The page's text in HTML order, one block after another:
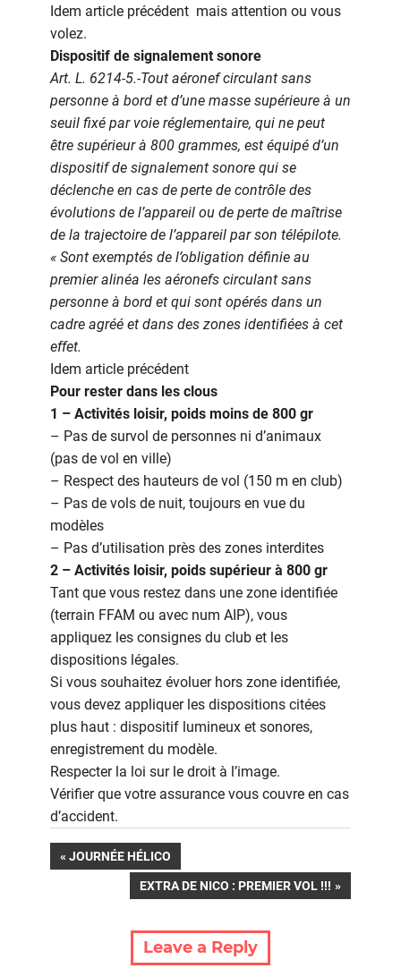
Idem article précédent mais attention ou vous
volez.
Dispositif de signalement sonore
Art. L. 6214-5.-Tout aéronef circulant sans
personne à bord et d’une masse supérieure à un
seuil fixé par voie réglementaire, qui ne peut
être supérieur à 800 grammes, est équipé d’un
dispositif de signalement sonore qui se
déclenche en cas de perte de contrôle des
évolutions de l’appareil ou de perte de maîtrise
de la trajectoire de l’appareil par son télépilote.
« Sont exemptés de l’obligation définie au
premier alinéa les aéronefs circulant sans
personne à bord et qui sont opérés dans un
cadre agréé et dans des zones identifiées à cet
effet.
Idem article précédent
Pour rester dans les clous
1 – Activités loisir, poids moins de 800 gr
– Pas de survol de personnes ni d’animaux
(pas de vol en ville)
– Respect des hauteurs de vol (150 m en club)
– Pas de vols de nuit, toujours en vue du
modèles
– Pas d’utilisation près des zones interdites
2 – Activités loisir, poids supérieur à 800 gr
Tant que vous restez dans une zone identifiée
(terrain FFAM ou avec num AIP), vous
appliquez les consignes du club et les
dispositions légales.
Si vous souhaitez évoluer hors zone identifiée,
vous devez appliquer les dispositions citées
plus haut : dispositif lumineux et sonores,
enregistrement du modèle.
Respecter la loi sur le droit à l’image.
Vérifier que votre assurance vous couvre en cas
d’accident.
Navigation
PREVIOUS
JOURNÉE HÉLICO
NEXT
EXTRA DE NICO : PREMIER VOL !!!
Leave a Reply